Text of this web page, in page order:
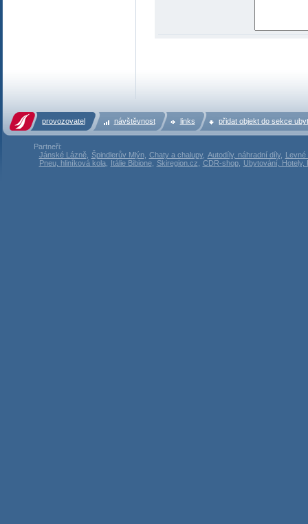
provozovatel návštěvnost links přidat objekt do sekce
Partneři:
Jánské Lázně, Špindlerův Mlýn, Chaty a chalupy, Autodíly, náhradní díly, Levné
Pneu, hliníková kola, Itálie Bibione, Skiregion.cz CDR-shop, Ubytování, Hotely,